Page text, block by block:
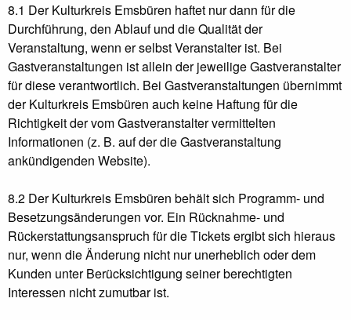
8.1 Der Kulturkreis Emsbüren haftet nur dann für die
Durchführung, den Ablauf und die Qualität der
Veranstaltung, wenn er selbst Veranstalter ist. Bei
Gastveranstaltungen ist allein der jeweilige Gastveranstalter
für diese verantwortlich. Bei Gastveranstaltungen übernimmt
der Kulturkreis Emsbüren auch keine Haftung für die
Richtigkeit der vom Gastveranstalter vermittelten
Informationen (z. B. auf der die Gastveranstaltung
ankündigenden Website).
8.2 Der Kulturkreis Emsbüren behält sich Programm- und
Besetzungsänderungen vor. Ein Rücknahme- und
Rückerstattungsanspruch für die Tickets ergibt sich hieraus
nur, wenn die Änderung nicht nur unerheblich oder dem
Kunden unter Berücksichtigung seiner berechtigten
Interessen nicht zumutbar ist.